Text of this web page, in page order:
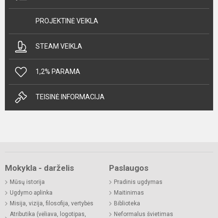
PROJEKTINĖ VEIKLA
STEAM VEIKLA
1,2% PARAMA
TEISINĖ INFORMACIJA
Mokykla - darželis
Mūsų istorija
Ugdymo aplinka
Misija, vizija, filosofija, vertybės
Atributika (vėliava, logotipas,
Paslaugos
Pradinis ugdymas
Maitinimas
Biblioteka
Neformalus švietimas